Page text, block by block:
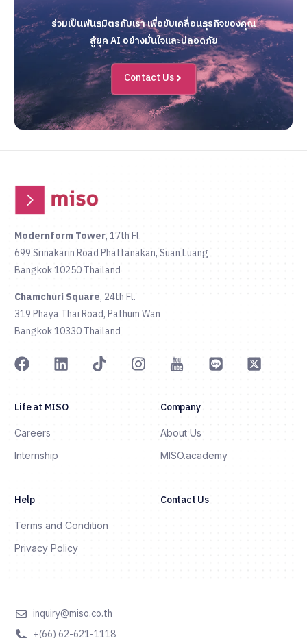
ร่วมเป็นพันธมิตรกับเรา เพื่อขับเคลื่อนธุรกิจของคุณ
สู่ยุค AI อย่างมั่นใจและปลอดภัย
Contact Us
Modernform Tower, 17th Fl.
699 Srinakarin Road Phattanakan, Suan Luang
Bangkok 10250 Thailand
Chamchuri Square, 24th Fl.
319 Phaya Thai Road, Pathum Wan
Bangkok 10330 Thailand
Life at MISO
Careers
Internship
Company
About Us
MISO.academy
Help
Terms and Condition
Privacy Policy
Contact Us
inquiry@miso.co.th
+(66) 62-621-1118